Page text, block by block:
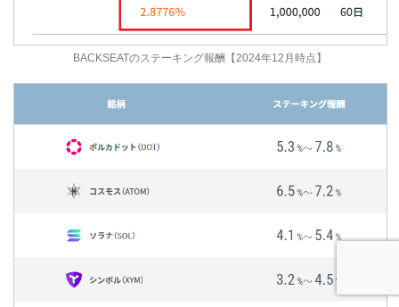
BACKSEATのステーキング報酬【2024年12月時点】